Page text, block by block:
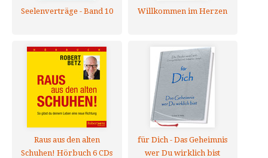
Seelenverträge - Band 10 Willkommen im Herzen
Raus aus den alten
Schuhen! Hörbuch 6 CDs
für Dich - Das Geheimnis
wer Du wirklich bist